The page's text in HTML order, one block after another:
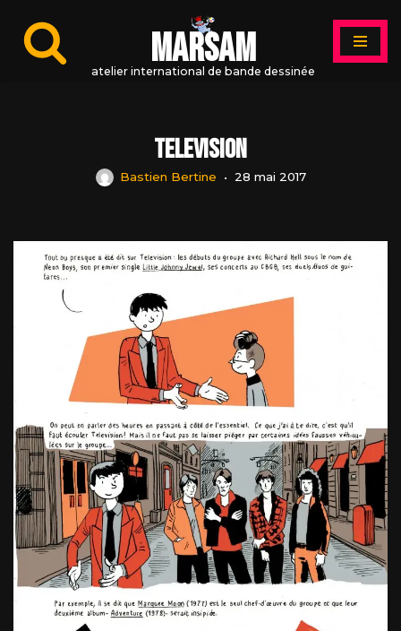
Aller
MARSAM
atelier international de bande dessinée
Television
Bastien Bertine 28 mai 2017